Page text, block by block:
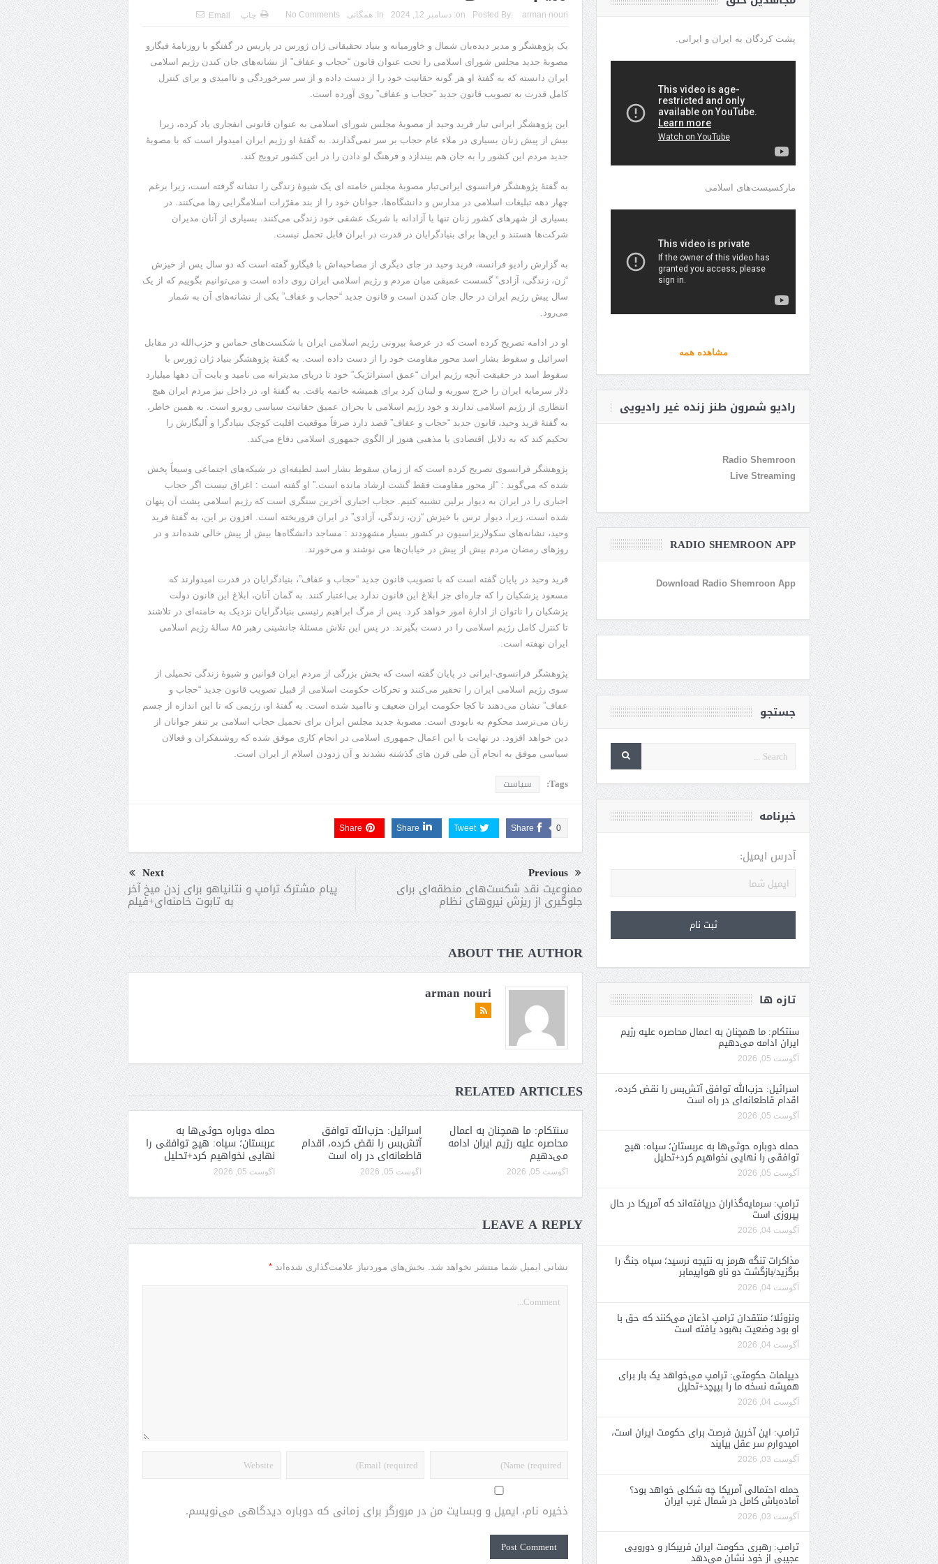
Posted By: arman nouri
on: دسامبر 12, 2024 In: همگانی No Comments چاپ Email
یک پژوهشگر و مدیر دیده‌بان شمال و خاورمیانه و بنیاد تحقیقاتی ژان ژورس در پاریس در گفتگو با روزنامۀ فیگارو
مصوبۀ جدید مجلس شورای اسلامی را تحت عنوان قانون “حجاب و عفاف” از نشانه‌های جان کندن رژیم اسلامی
ایران دانسته که به گفتۀ او هر گونه حقانیت خود را از دست داده و از سر سرخوردگی و ناامیدی و برای کنترل
کامل قدرت به تصویب قانون جدید “حجاب و عفاف” روی آورده است.
این پژوهشگر ایرانی تبار فرید وحید از مصوبۀ مجلس شورای اسلامی به عنوان قانونی انفجاری یاد کرده، زیرا
بیش از پیش زنان بسیاری در ملاء عام حجاب بر سر نمی‌گذارند. به گفتۀ او رژیم ایران امیدوار است که با مصوبۀ
جدید مردم این کشور را به جان هم بیندازد و فرهنگ لو دادن را در این کشور ترویج کند.
به گفتۀ پژوهشگر فرانسوی ایرانی‌تبار مصوبۀ مجلس خامنه ای یک شیوۀ زندگی را نشانه گرفته است، زیرا برغم
چهار دهه تبلیغات اسلامی در مدارس و دانشگاه‌ها، جوانان خود را از بند مقرّرات اسلامگرایی رها می‌کنند. در
بسیاری از شهرهای کشور زنان تنها یا آزادانه با شریک عشقی خود زندگی می‌کنند. بسیاری از آنان مدیران
شرکت‌ها هستند و این‌ها برای بنیادگرایان در قدرت در ایران قابل تحمل نیست.
به گزارش رادیو فرانسه، فرید وحید در جای دیگری از مصاحبه‌اش با فیگارو گفته است که دو سال پس از خیزش
“زن، زندگی، آزادی” گسست عمیقی میان مردم و رژیم اسلامی ایران روی داده است و می‌توانیم بگوییم که از یک
سال پیش رژیم ایران در حال جان کندن است و قانون جدید “حجاب و عفاف” یکی از نشانه‌های آن به شمار
می‌رود.
او در ادامه تصریح کرده است که در عرصۀ بیرونی رژیم اسلامی ایران با شکست‌های حماس و حزب‌الله در مقابل
اسرائیل و سقوط بشار اسد محور مقاومت خود را از دست داده است. به گفتۀ پژوهشگر بنیاد ژان ژورس با
سقوط اسد در حقیقت آنچه رژیم ایران “عمق استراتژیک” خود تا دریای مدیترانه می نامید و بابت آن دهها میلیارد
دلار سرمایه ایران را خرج سوریه و لبنان کرد برای همیشه خاتمه یافت. به گفتۀ او، در داخل نیز مردم ایران هیچ
انتظاری از رژیم اسلامی ندارند و خود رژیم اسلامی با بحران عمیق حقانیت سیاسی روبرو است. به همین خاطر،
به گفتۀ فرید وحید، قانون جدید “حجاب و عفاف” قصد دارد صرفاً موقعیت اقلیت کوچک بنیادگرا و اُلیگارش را
تحکیم کند که به دلایل اقتصادی یا مذهبی هنوز از الگوی جمهوری اسلامی دفاع می‌کند.
پژوهشگر فرانسوی تصریح کرده است که از زمان سقوط بشار اسد لطیفه‌ای در شبکه‌های اجتماعی وسیعاً پخش
شده که می‌گوید : “از محور مقاومت فقط گشت ارشاد مانده است.” او گفته است : اغراق نیست اگر حجاب
اجباری را در ایران به دیوار برلین تشبیه کنیم. حجاب اجباری آخرین سنگری است که رژیم اسلامی پشت آن پنهان
شده است، زیرا، دیوار ترس با خیزش “زن، زندگی، آزادی” در ایران فروریخته است. افزون بر این، به گفتۀ فرید
وحید، نشانه‌های سکولاریزاسیون در کشور بسیار مشهودند : مساجد دانشگاه‌ها بیش از پیش خالی شده‌اند و در
روزهای رمضان مردم بیش از پیش در خیابان‌ها می نوشند و می‌خورند.
فرید وحید در پایان گفته است که با تصویب قانون جدید “حجاب و عفاف”، بنیادگرایان در قدرت امیدوارند که
مسعود پزشکیان را که چاره‌ای جز ابلاغ این قانون ندارد بی‌اعتبار کنند. به گمان آنان، ابلاغ این قانون دولت
پزشکیان را ناتوان از ادارۀ امور خواهد کرد. پس از مرگ ابراهیم رئیسی بنیادگرایان نزدیک به خامنه‌ای در تلاشند
تا کنترل کامل رژیم اسلامی را در دست بگیرند. در پس این تلاش مسئلۀ جانشینی رهبر ۸۵ سالۀ رژیم اسلامی
ایران نهفته است.
پژوهشگر فرانسوی-ایرانی در پایان گفته است که بخش بزرگی از مردم ایران قوانین و شیوۀ زندگی تحمیلی از
سوی رژیم اسلامی ایران را تحقیر می‌کنند و تحرکات حکومت اسلامی از قبیل تصویب قانون جدید “حجاب و
عفاف” نشان می‌دهند تا کجا حکومت ایران ضعیف و ناامید شده است. به گفتۀ او، رژیمی که تا این اندازه از جسم
زنان می‌ترسد محکوم به نابودی است. مصوبۀ جدید مجلس ایران برای تحمیل حجاب اسلامی بر تنفر جوانان از
دین خواهد افزود. در نهایت با این اعمال جمهوری اسلامی در انجام کاری موفق شده که روشنفکران و فعالان
سیاسی موفق به انجام آن طی قرن های گذشته نشدند و آن زدودن اسلام از ایران است.
Tags: سیاست
Share 0
Tweet
Share
Share
Previous
ممنوعیت نقد شکست‌های منطقه‌ای برای
جلوگیری از ریزش نیروهای نظام
Next
پیام مشترک ترامپ و نتانیاهو برای زدن میخ آخر
به تابوت خامنه‌ای+فیلم
ABOUT THE AUTHOR
arman nouri
RELATED ARTICLES
سنتکام: ما همچنان به اعمال
محاصره علیه رژیم ایران ادامه
می‌دهیم
آگوست 05, 2026
اسرائیل: حزب‌الله توافق
آتش‌بس را نقض کرده، اقدام
قاطعانه‌ای در راه است
آگوست 05, 2026
حمله دوباره حوثی‌ها به
عربستان؛ سپاه: هیچ توافقی را
نهایی نخواهیم کرد+تحلیل
آگوست 05, 2026
LEAVE A REPLY
نشانی ایمیل شما منتشر نخواهد شد. بخش‌های موردنیاز علامت‌گذاری شده‌اند *
ذخیره نام، ایمیل و وبسایت من در مرورگر برای زمانی که دوباره دیدگاهی می‌نویسم.
پشت کردگان به ایران و ایرانی.
مارکسیست‌های اسلامی
مشاهده همه
رادیو شمرون طنز زنده غیر رادیویی
Radio Shemroon
Live Streaming
RADIO SHEMROON APP
Download Radio Shemroon App
جستجو
خبرنامه
آدرس ایمیل:
تازه ها
سنتکام: ما همچنان به اعمال محاصره علیه رژیم
ایران ادامه می‌دهیم
آگوست 05, 2026
اسرائیل: حزب‌الله توافق آتش‌بس را نقض کرده،
اقدام قاطعانه‌ای در راه است
آگوست 05, 2026
حمله دوباره حوثی‌ها به عربستان؛ سپاه: هیچ
توافقی را نهایی نخواهیم کرد+تحلیل
آگوست 05, 2026
ترامپ: سرمایه‌گذاران دریافته‌اند که آمریکا در حال
پیروزی است
آگوست 04, 2026
مذاکرات تنگه هرمز به نتیجه نرسید؛ سپاه جنگ را
برگزید/بازگشت دو ناو هواپیمابر
آگوست 04, 2026
ونزوئلا؛ منتقدان ترامپ اذعان می‌کنند که حق با
او بود وضعیت بهبود یافته است
آگوست 04, 2026
دیپلمات حکومتی: ترامپ می‌خواهد یک بار برای
همیشه نسخه ما را بپیچد+تحلیل
آگوست 04, 2026
ترامپ: این آخرین فرصت برای حکومت ایران است،
امیدوارم سر عقل بیایند
آگوست 03, 2026
حمله احتمالی آمریکا چه شکلی خواهد بود؟
آماده‌باش کامل در شمال غرب ایران
آگوست 03, 2026
ترامپ: رهبری حکومت ایران فریبکار و دورویی
عجیبی از خود نشان می‌دهد